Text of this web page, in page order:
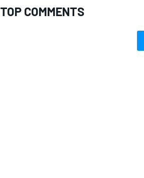
TOP COMMENTS